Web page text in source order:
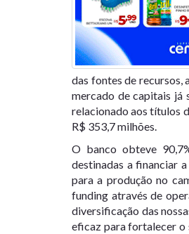
das fontes de recursos,
mercado de capitais já
relacionado aos títulos
R$ 353,7 milhões.
O banco obteve
destinadas a financiar
para a produção no
funding através de
diversificação das
eficaz para fortalecer o